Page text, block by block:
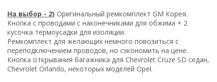
На выбор - 2) Оригинальный ремкомплект GM Корея.
Кнопка с проводами с наконечниками для обжима + 2
кусочка термоусадки для изоляции.
Ремкомплект для желающих немного повозиться с
переподключением проводов, но сэкономить на цене.
Кнопка открывания багажника для Chevrolet Cruze SD седан,
Chevrolet Orlando, некоторых моделей Opel.